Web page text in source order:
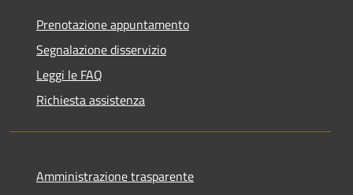
Prenotazione appuntamento
Segnalazione disservizio
Leggi le FAQ
Richiesta assistenza
Amministrazione trasparente